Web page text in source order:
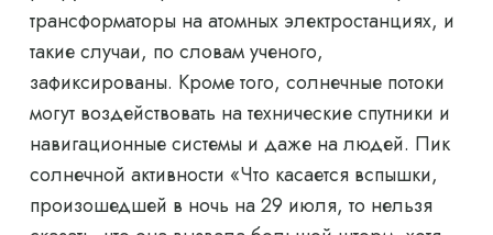
трансформаторы на атомных электростанциях, и
такие случаи, по словам ученого,
зафиксированы. Кроме того, солнечные потоки
могут воздействовать на технические спутники и
навигационные системы и даже на людей. Пик
солнечной активности «Что касается вспышки,
произошедшей в ночь на 29 июля, то нельзя